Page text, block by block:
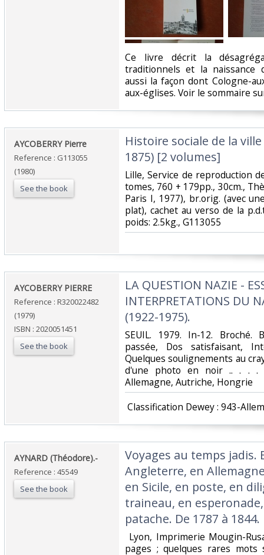
‎Ce livre décrit la
traditionnels et la naissance
aussi la façon dont Cologne-
aux-églises. Voir le sommaire
‎AYCOBERRY Pierre‎
Reference : G113055
(1980)
See the book
‎Histoire sociale de la
1875) [2 volumes]‎
‎Lille, Service de reproduction
tomes, 760 + 179pp., 30cm.,
Paris I, 1977), br.orig. (avec
plat), cachet au verso de la
poids: 2.5kg., G113055‎
‎AYCOBERRY PIERRE‎
Reference : R320022482
(1979)
ISBN : 2020051451
See the book
‎LA QUESTION NAZIE -
INTERPRETATIONS DU
(1922-1975).‎
‎SEUIL. 1979. In-12. Broché.
passée, Dos satisfaisant,
Quelques soulignements au
d'une photo en noir .. . . .
Allemagne, Autriche, Hongrie‎
Classification Dewey : 943-
‎AYNARD (Théodore).-‎
Reference : 45549
See the book
‎Voyages au temps jadis.
Angleterre, en
en Sicile, en poste, en
traineau, en
patache. De 1787 à 1844.‎
Lyon, Imprimerie Mougin-
pages ; quelques rares mots